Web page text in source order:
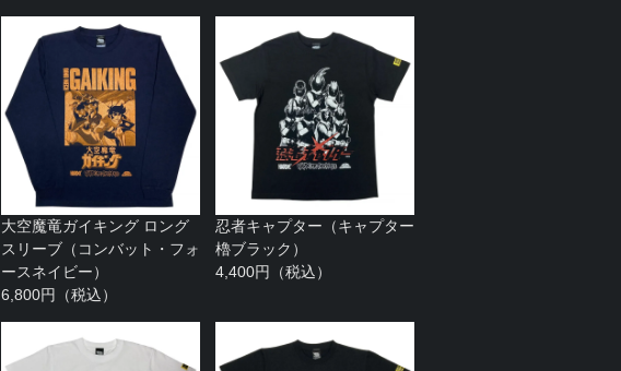
大空魔竜ガイキング ロング
スリーブ（コンバット・フォ
ースネイビー）
6,800円（税込）
忍者キャプター（キャプター
櫓ブラック）
4,400円（税込）